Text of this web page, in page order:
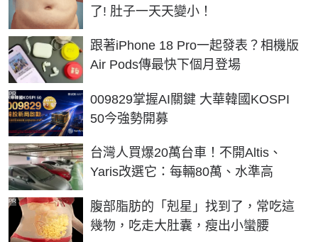
了! 肚子一天天變小！
跟著iPhone 18 Pro一起發表？相機版
Air Pods傳最快下個月登場
009829掌握AI關鍵 大華韓國KOSPI
50今強勢開募
PR
台灣人買爆20萬台車！不開Altis、
Yaris改選它：每輛80萬、水準高
腹部脂肪的「剋星」找到了，常吃這
幾物，吃走大肚囊，瘦出小蠻腰
PR